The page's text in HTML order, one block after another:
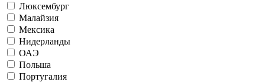
Люксембург
Малайзия
Мексика
Нидерланды
ОАЭ
Польша
Португалия